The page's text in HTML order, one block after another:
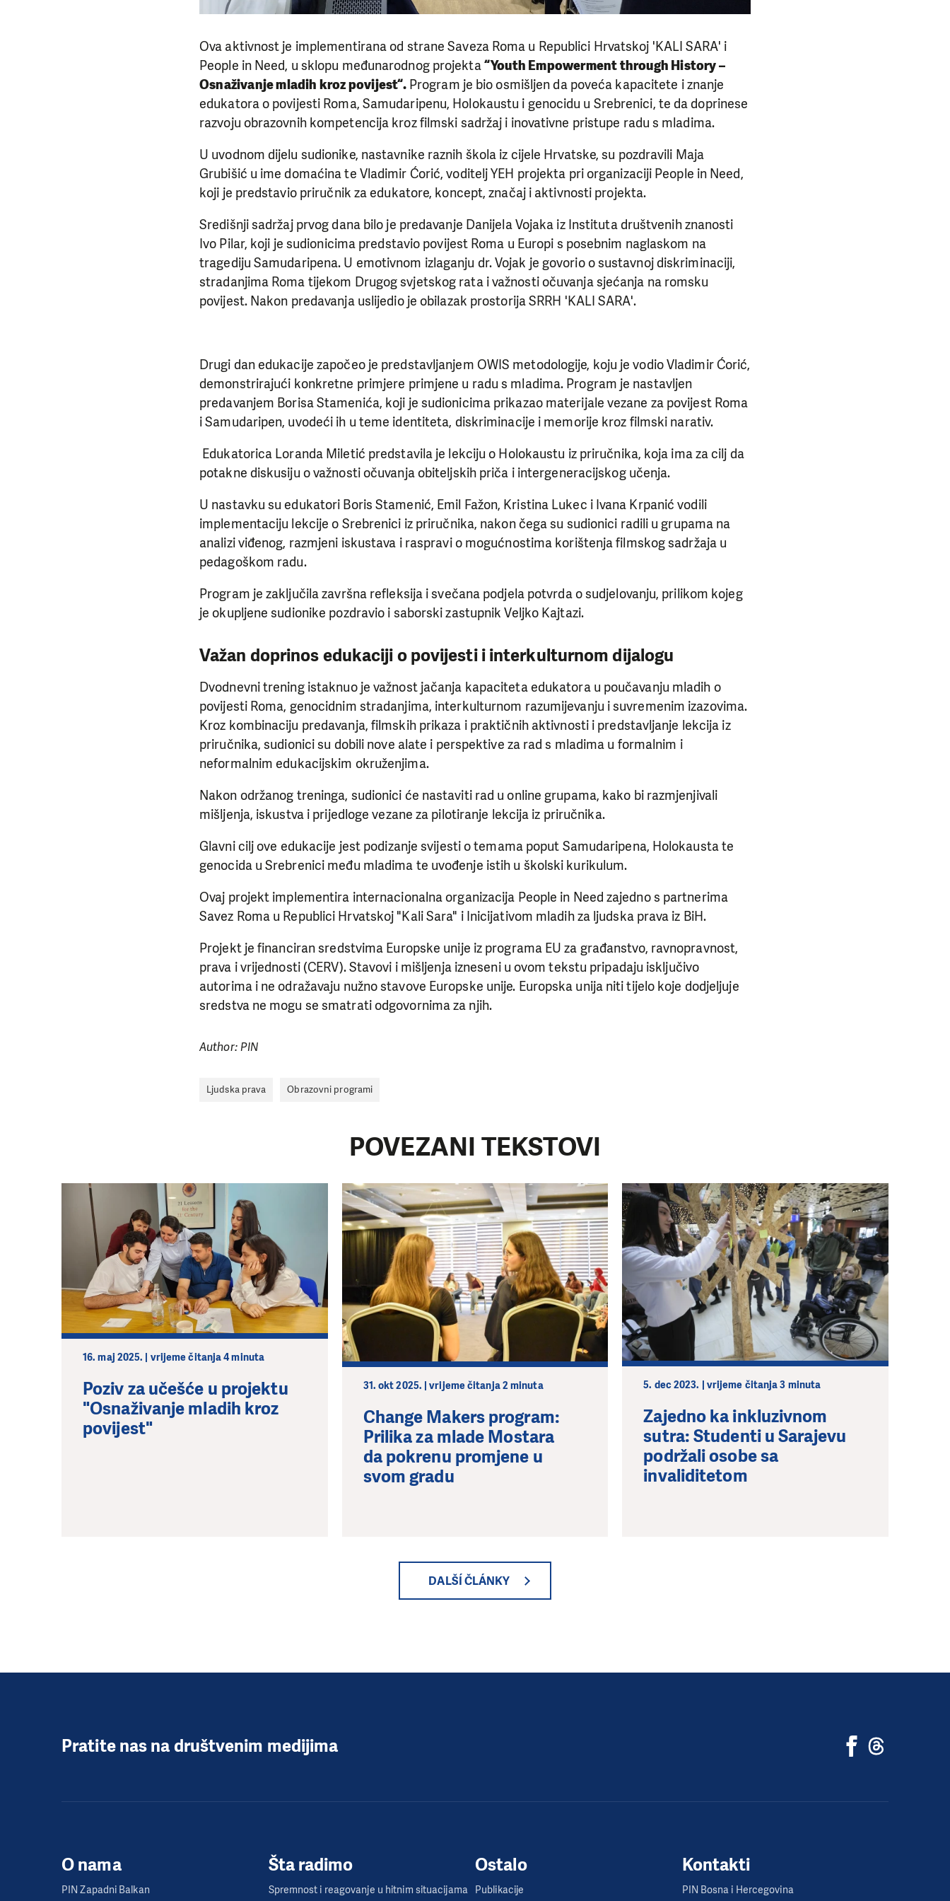
Ova aktivnost je implementirana od strane Saveza Roma u Republici Hrvatskoj 'KALI SARA' i
People in Need, u sklopu međunarodnog projekta“Youth Empowerment through History –
Osnaživanje mladih kroz povijest“.Program je bio osmišljen da poveća kapacitete i znanje
edukatora o povijesti Roma, Samudaripenu, Holokaustu i genocidu u Srebrenici, te da doprinese
razvoju obrazovnih kompetencija kroz filmski sadržaj i inovativne pristupe radu s mladima.
U uvodnom dijelu sudionike, nastavnike raznih škola iz cijele Hrvatske, su pozdravili Maja
Grubišić u ime domaćina te Vladimir Ćorić, voditelj YEH projekta pri organizaciji People in Need,
koji je predstavio priručnik za edukatore, koncept, značaj i aktivnosti projekta.
Središnji sadržaj prvog dana bilo je predavanje Danijela Vojaka iz Instituta društvenih znanosti
Ivo Pilar, koji je sudionicima predstavio povijest Roma u Europi s posebnim naglaskom na
tragediju Samudaripena. U emotivnom izlaganju dr. Vojak je govorio o sustavnoj diskriminaciji,
stradanjima Roma tijekom Drugog svjetskog rata i važnosti očuvanja sjećanja na romsku
povijest. Nakon predavanja uslijedio je obilazak prostorija SRRH 'KALI SARA'.
Drugi dan edukacije započeo je predstavljanjem OWIS metodologije, koju je vodio Vladimir Ćorić,
demonstrirajući konkretne primjere primjene u radu s mladima. Program je nastavljen
predavanjem Borisa Stamenića, koji je sudionicima prikazao materijale vezane za povijest Roma
i Samudaripen, uvodeći ih u teme identiteta, diskriminacije i memorije kroz filmski narativ.
Edukatorica Loranda Miletić predstavila je lekciju o Holokaustu iz priručnika, koja ima za cilj da
potakne diskusiju o važnosti očuvanja obiteljskih priča i intergeneracijskog učenja.
U nastavku su edukatori Boris Stamenić, Emil Fažon, Kristina Lukec i Ivana Krpanić vodili
implementaciju lekcije o Srebrenici iz priručnika, nakon čega su sudionici radili u grupama na
analizi viđenog, razmjeni iskustava i raspravi o mogućnostima korištenja filmskog sadržaja u
pedagoškom radu.
Program je zaključila završna refleksija i svečana podjela potvrda o sudjelovanju, prilikom kojeg
je okupljene sudionike pozdravio i saborski zastupnik Veljko Kajtazi.
Važan doprinos edukaciji o povijesti i interkulturnom dijalogu
Dvodnevni trening istaknuo je važnost jačanja kapaciteta edukatora u poučavanju mladih o
povijesti Roma, genocidnim stradanjima, interkulturnom razumijevanju i suvremenim izazovima.
Kroz kombinaciju predavanja, filmskih prikaza i praktičnih aktivnosti i predstavljanje lekcija iz
priručnika, sudionici su dobili nove alate i perspektive za rad s mladima u formalnim i
neformalnim edukacijskim okruženjima.
Nakon održanog treninga, sudionici će nastaviti rad u online grupama, kako bi razmjenjivali
mišljenja, iskustva i prijedloge vezane za pilotiranje lekcija iz priručnika.
Glavni cilj ove edukacije jest podizanje svijesti o temama poput Samudaripena, Holokausta te
genocida u Srebrenici među mladima te uvođenje istih u školski kurikulum.
Ovaj projekt implementira internacionalna organizacija People in Need zajedno s partnerima
Savez Roma u Republici Hrvatskoj "Kali Sara" i Inicijativom mladih za ljudska prava iz BiH.
Projekt je financiran sredstvima Europske unije iz programa EU za građanstvo, ravnopravnost,
prava i vrijednosti (CERV). Stavovi i mišljenja izneseni u ovom tekstu pripadaju isključivo
autorima i ne odražavaju nužno stavove Europske unije. Europska unija niti tijelo koje dodjeljuje
sredstva ne mogu se smatrati odgovornima za njih.
Author: PIN
Ljudska prava Obrazovni programi
POVEZANI TEKSTOVI
16. maj 2025. | vrijeme čitanja 4 minuta
Poziv za učešće u projektu
"Osnaživanje mladih kroz
povijest"
31. okt 2025. | vrijeme čitanja 2 minuta
Change Makers program:
Prilika za mlade Mostara
da pokrenu promjene u
svom gradu
5. dec 2023. | vrijeme čitanja 3 minuta
Zajedno ka inkluzivnom
sutra: Studenti u Sarajevu
podržali osobe sa
invaliditetom
DALŠÍ ČLÁNKY
Pratite nas na društvenim medijima
O nama
PIN Zapadni Balkan
Šta radimo
Spremnost i reagovanje u hitnim situacijama
Ostalo
Publikacije
Kontakti
PIN Bosna i Hercegovina